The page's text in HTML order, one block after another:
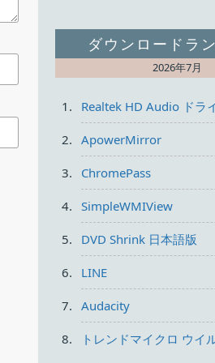
ダウンロードラ
2026年7月
Realtek HD Audio ドラ
ApowerMirror
ChromePass
SimpleWMIView
DVD Shrink 日本語版
LINE
Audacity
トレンドマイクロ ウイ